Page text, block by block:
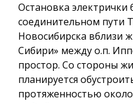
Остановка электрички
соединительном пути
Новосибирска вблизи
Сибири» между о.п.
простор. Со стороны
планируется
протяженностью